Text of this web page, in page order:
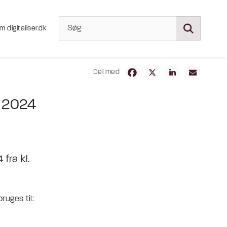
digitaliser.dk
Del med
fra kl.
til: